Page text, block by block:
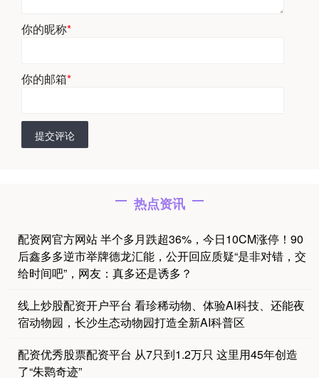
你的昵称*
你的邮箱*
提交评论
热点资讯
配资网官方网站 半个多月跌超36%，今日10CM涨停！90
后鑫多多逆市举牌德龙汇能，公开回应质疑“是非对错，交
给时间吧”，网友：真多还是诱多？
线上炒股配资开户平台 看珍稀动物、体验AI科技、还能夜
宿动物园，长沙生态动物园打造全新AI科普区
配资优秀股票配资平台 从7只到1.2万只 这里用45年创造
了“朱鹮奇迹”